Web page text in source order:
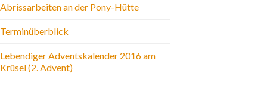
Abrissarbeiten an der Pony-Hütte
Terminüberblick
Lebendiger Adventskalender 2016 am
Krüsel (2. Advent)